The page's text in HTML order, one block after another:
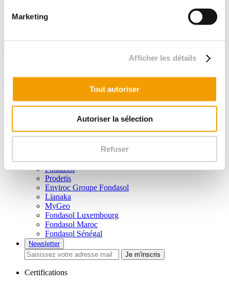
Marketing
Afficher les détails
Tout autoriser
Autoriser la sélection
Refuser
Liens utiles
Brochures
Plan du site
Mentions légales
Politique de confidentialité
Fondasol
Prodetis
Enviroc Groupe Fondasol
Lianaka
MyGeo
Fondasol Luxembourg
Fondasol Maroc
Fondasol Sénégal
Newsletter
Je m'inscris
Certifications